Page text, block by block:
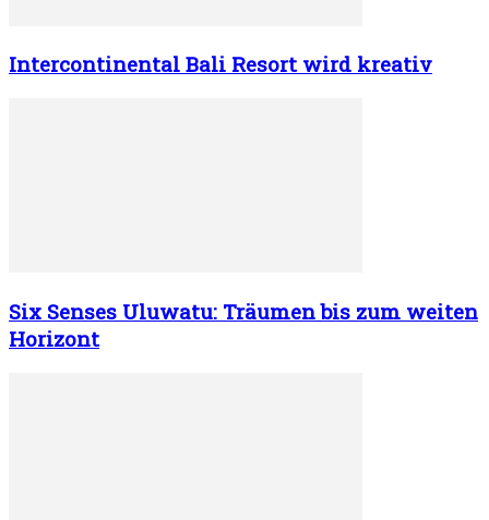
Intercontinental Bali Resort wird kreativ
Six Senses Uluwatu: Träumen bis zum weiten
Horizont